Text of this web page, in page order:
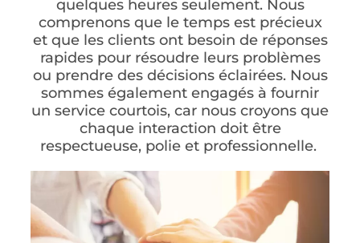
quelques heures seulement. Nous
comprenons que le temps est précieux
et que les clients ont besoin de réponses
rapides pour résoudre leurs problèmes
ou prendre des décisions éclairées. Nous
sommes également engagés à fournir
un service courtois, car nous croyons que
chaque interaction doit être
respectueuse, polie et professionnelle.